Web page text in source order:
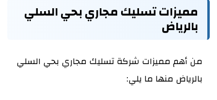
مميزات تسليك مجاري بحي السلي
بالرياض
من أهم مميزات شركة تسليك مجاري بحي السلي
بالرياض منها ما يلي: